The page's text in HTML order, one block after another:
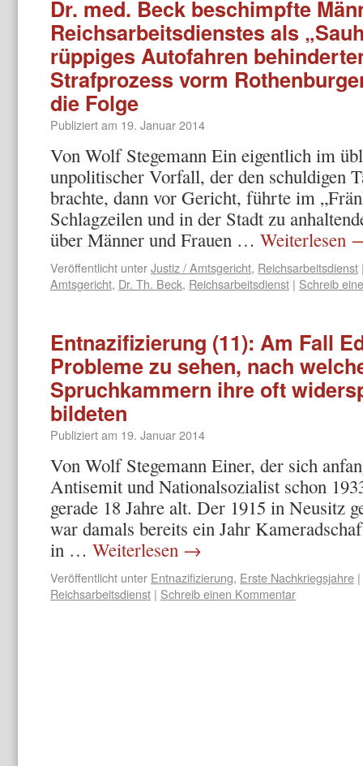
Dr. med. Beck beschimpfte
Reichsarbeitsdienstes als
rüppiges Autofahren
Strafprozess vorm
die Folge
Publiziert am 19. Januar 2014
Von Wolf Stegemann Ein eigentlich im
unpolitischer Vorfall, der den schuldigen
brachte, dann vor Gericht, führte im
Schlagzeilen und in der Stadt zu
über Männer und Frauen … Weiterlesen
Veröffentlicht unterJustiz / Amtsgericht, Reichsarbeitsdienst
Amtsgericht, Dr. Th. Beck, Reichsarbeitsdienst | Schreib
Entnazifizierung (11): Am Fall
Probleme zu sehen, nach
Spruchkammern ihre oft
bildeten
Publiziert am 19. Januar 2014
Von Wolf Stegemann Einer, der sich
Antisemit und Nationalsozialist schon
gerade 18 Jahre alt. Der 1915 in Neusitz
war damals bereits ein Jahr
in … Weiterlesen →
Veröffentlicht unter Entnazifizierung, Erste Nachkriegsjahre |
Reichsarbeitsdienst | Schreib einen Kommentar